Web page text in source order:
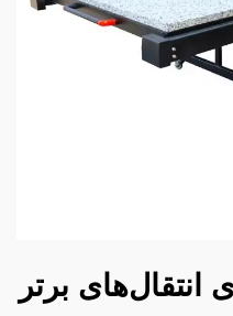
انتقال‌های برتر